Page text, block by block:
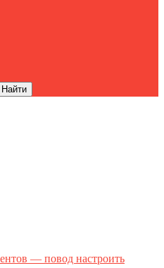
Найти